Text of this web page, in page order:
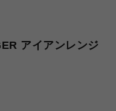
アイアンレンジ